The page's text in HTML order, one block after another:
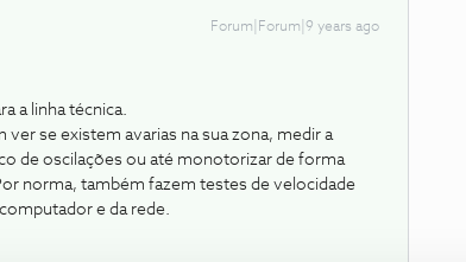
Forum|Forum|9 years ago
a linha técnica.
se existem avarias na sua zona, medir a
de oscilações ou até monotorizar de forma
norma, também fazem testes de velocidade
e da rede.